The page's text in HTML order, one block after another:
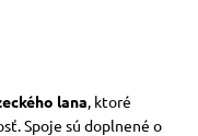
lana, ktoré
Spoje sú doplnené o